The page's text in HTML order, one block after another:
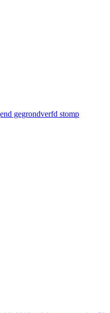
gegrondverfd stomp